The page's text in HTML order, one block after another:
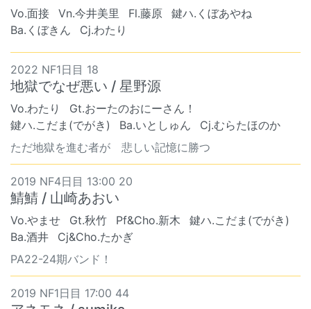
Vo.面接 Vn.今井美里 Fl.藤原
鍵ハ.くぼあやね
Ba.くぼきん
Cj.わたり
2022 NF1日目 18
地獄でなぜ悪い / 星野源
Vo.わたり
Gt.おーたのおにーさん！
鍵ハ.こだま(でがき)
Ba.いとしゅん
Cj.むらたほのか
ただ地獄を進む者が 悲しい記憶に勝つ
2019 NF4日目 13:00 20
鯖鯖 / 山崎あおい
Vo.やませ Gt.秋竹 Pf&Cho.新木
鍵ハ.こだま(でがき)
Ba.酒井
Cj&Cho.たかぎ
PA22-24期バンド！
2019 NF1日目 17:00 44